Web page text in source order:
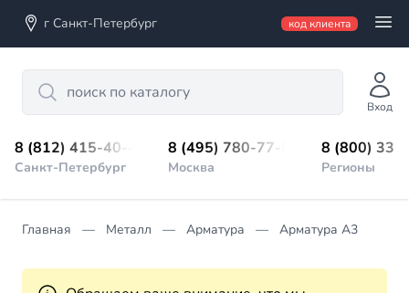
г Санкт-Петербург код клиента
Search
Вход
8 (812) 415-40-45
Санкт-Петербург
8 (495) 780-77-98
Москва
8 (800)
Регионы
Главная Металл Арматура Арматура А3